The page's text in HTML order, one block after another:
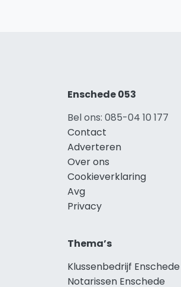
Enschede 053
Bel ons: 085-04 10 177
Contact
Adverteren
Over ons
Cookieverklaring
Avg
Privacy
Thema’s
Klussenbedrijf Enschede
Notarissen Enschede